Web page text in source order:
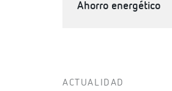
Ahorro energético
ACTUALIDAD